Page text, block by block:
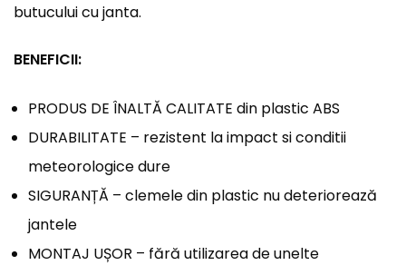
butucului cu janta.
BENEFICII:
PRODUS DE ÎNALTĂ CALITATE din plastic ABS
DURABILITATE – rezistent la impact si conditii
meteorologice dure
SIGURANȚĂ – clemele din plastic nu deteriorează
jantele
MONTAJ UȘOR – fără utilizarea de unelte